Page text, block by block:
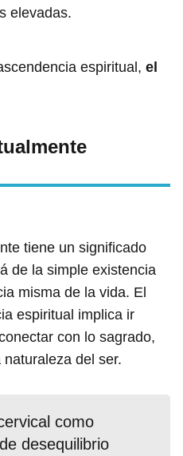
elevadas.
espiritual, el
tiene un significado
de la simple existencia
misma de la vida. El
espiritual implica ir
con lo sagrado,
del ser.
como
desequilibrio